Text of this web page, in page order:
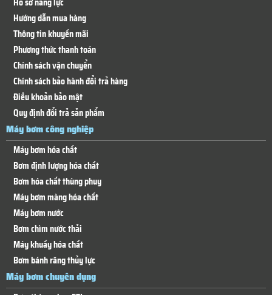
Hướng dẫn mua hàng
Thông tin khuyến mãi
Phương thức thanh toán
Chính sách vận chuyển
Chính sách bảo hành đổi trả hàng
Điều khoản bảo mật
Quy định đổi trả sản phẩm
Máy bơm công nghiệp
Máy bơm hóa chất
Bơm định lượng hóa chất
Bơm hóa chất thùng phuy
Máy bơm màng hóa chất
Máy bơm nước
Bơm chìm nước thải
Máy khuấy hóa chất
Bơm bánh răng thủy lực
Máy bơm chuyên dụng